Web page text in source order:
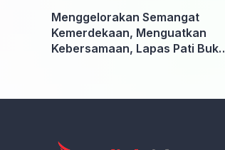
Menggelorakan Semangat
Kemerdekaan, Menguatkan
Kebersamaan, Lapas Pati Buka